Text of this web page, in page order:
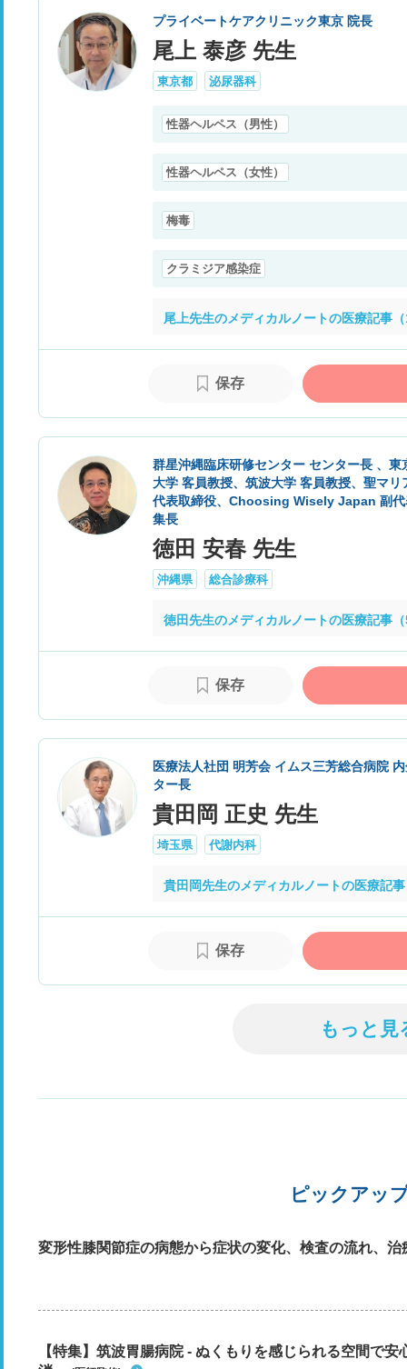
プライベートケアクリニック東京 院長
尾上 泰彦 先生
東京都 泌尿器科
性器ヘルペス（男性）
性器ヘルペス（女性）
梅毒
クラミジア感染症
尾上先生のメディカルノートの医療記事
保存
群星沖縄臨床研修センター センター長 、
大学 客員教授、筑波大学 客員教授、聖マ
代表取締役、Choosing Wisely Japan 副
集長
徳田 安春 先生
沖縄県 総合診療科
徳田先生のメディカルノートの医療記事
保存
医療法人社団 明芳会 イムス三芳総合病院 内
ター長
貴田岡 正史 先生
埼玉県 代謝内科
貴田岡先生のメディカルノートの医療記
保存
もっと見
ピックアッ
変形性膝関節症の病態から症状の変化、検査の流れ、治
【特集】筑波胃腸病院 - ぬくもりを感じられる空間で